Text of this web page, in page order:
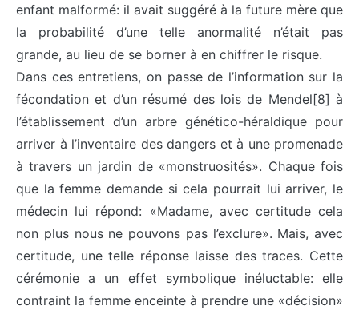
enfant malformé: il avait suggéré à la future mère que
la probabilité d’une telle anormalité n’était pas
grande, au lieu de se borner à en chiffrer le risque.
Dans ces entretiens, on passe de l’information sur la
fécondation et d’un résumé des lois de Mendel[8] à
l’établissement d’un arbre génético-héraldique pour
arriver à l’inventaire des dangers et à une promenade
à travers un jardin de «monstruosités». Chaque fois
que la femme demande si cela pourrait lui arriver, le
médecin lui répond: «Madame, avec certitude cela
non plus nous ne pouvons pas l’exclure». Mais, avec
certitude, une telle réponse laisse des traces. Cette
cérémonie a un effet symbolique inéluctable: elle
contraint la femme enceinte à prendre une «décision»